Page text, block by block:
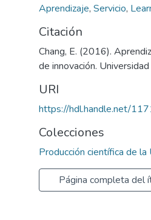
Aprendizaje, Servicio,
Citación
Chang, E. (2016).
de innovación.
URI
https://hdl.handle.net/
Colecciones
Producción científica de
Página completa del